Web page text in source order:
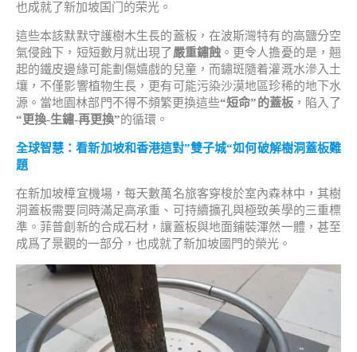
也成就了新加坡国门的荣光。
這些本該默默守護樹木生長的蓋板，在波斯灣特有的高鹽分空
氣侵蝕下，短短數月就出現了 嚴重鏽蝕。更令人擔憂的是，翹
起的鐵皮邊緣可能劃傷嬉戲的兒童，而鏽斑隨着灌溉水滲入土
壤，不僅影響植物生長，更有可能污染沙漠地區珍稀的地下水
源。當地園林部門不得不頻繁更換這些“短命”的蓋板，陷入了
“更換-生鏽-再更換”的循環。
全球智慧：看新加坡和香港這對”雙子城“如何破解樹洞蓋板難
題
在新加坡樟宜機場，每天數萬名旅客穿梭於室內森林中，其樹
洞蓋板需要同時滿足高承重、可持續擴孔與極致美學的三重標
準。菲普創新的合成石材，讓蓋板與地面鋪裝渾然一體，甚至
成爲了景觀的一部分，也成就了新加坡國門的榮光。